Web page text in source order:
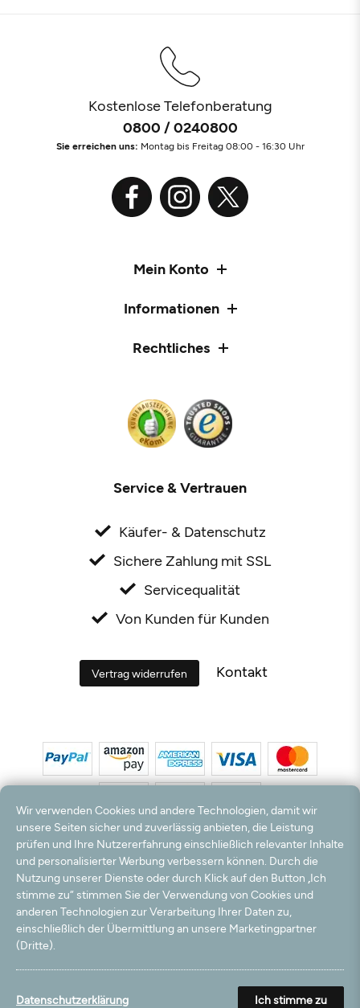
Kostenlose Telefonberatung
0800 / 0240800
Sie erreichen uns: Montag bis Freitag 08:00 - 16:30 Uhr
Mein Konto
Informationen
Rechtliches
Service & Vertrauen
Käufer- & Datenschutz
Sichere Zahlung mit SSL
Servicequalität
Von Kunden für Kunden
Vertrag widerrufen Kontakt
*Alle Preise inkl. MwSt. und zzgl. Versandkosten. **Kostenloser Versand und Rückversand
nur innerhalb Deutschlands und Österreichs.
Hinweis:Wir nutzen Ihre E-Mail Adresse für werbliche Zwecke, die jederzeit widerrufen
werden können. Ihre Daten werden nicht an Dritte weitergegeben.
© 2003 - 2026 Teppichversand24 GmbH / Alle Rechte vorbehalten. powered by
createyourtemplate
Wir verwenden Cookies und andere Technologien, damit wir
unsere Seiten sicher und zuverlässig anbieten, die Leistung
prüfen und Ihre Nutzererfahrung einschließlich relevanter Inhalte
und personalisierter Werbung verbessern können. Durch die
Nutzung unserer Dienste oder durch Klick auf den Button „Ich
stimme zu“ stimmen Sie der Verwendung von Cookies und
anderen Technologien zur Verarbeitung Ihrer Daten zu,
einschließlich der Übermittlung an unsere Marketingpartner
(Dritte).
Datenschutzerklärung Ich stimme zu